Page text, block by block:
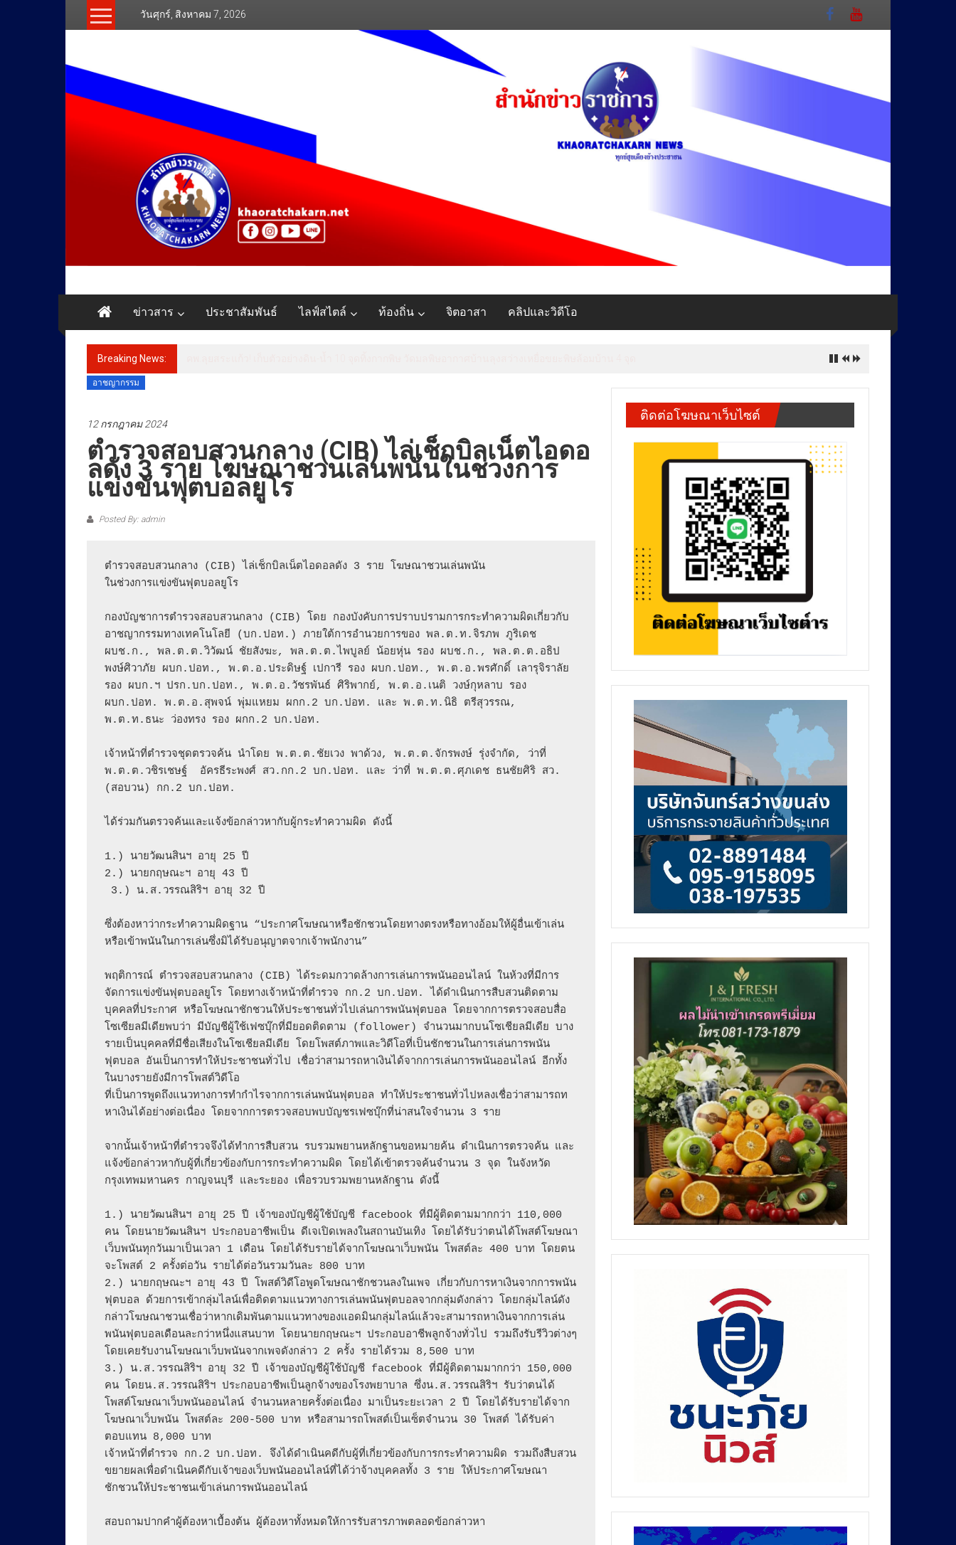
วันศุกร์, สิงหาคม 7, 2026
สำนัก
ข่าว
ราชการ
ทุกข์
สุข
ข้าง
ประชาชน
ข่าวสาร ประชาสัมพันธ์ ไลฟ์สไตล์ ท้องถิ่น จิตอาสา คลิปและวิดีโอ
Breaking News:
อาชญากรรม
12 กรกฎาคม 2024
ตำรวจสอบสวนกลาง (CIB) ไล่เช็กบิลเน็ตไอดอ
ลดัง 3 ราย โฆษณาชวนเล่นพนันในช่วงการ
แข่งขันฟุตบอลยูโร ​
Posted By: admin
ตำรวจสอบสวนกลาง (CIB) ไล่เช็กบิลเน็ตไอดอลดัง 3 ราย โฆษณาชวนเล่นพนัน
ในช่วงการแข่งขันฟุตบอลยูโร ​
กองบัญชาการตำรวจสอบสวนกลาง (CIB) โดย กองบังคับการปราบปรามการกระทำความผิดเกี่ยวกับ
อาชญากรรมทางเทคโนโลยี (บก.ปอท.) ภายใต้การอำนวยการของ พล.ต.ท.จิรภพ ภูริเดช
ผบช.ก., พล.ต.ต.วิวัฒน์ ชัยสังฆะ, พล.ต.ต.ไพบูลย์ น้อยหุ่น รอง ผบช.ก., พล.ต.ต.อธิป
พงษ์ศิวาภัย ผบก.ปอท., พ.ต.อ.ประดิษฐ์ เปการี รอง ผบก.ปอท., พ.ต.อ.พรศักดิ์ เลารุจิราลัย
รอง ผบก.ฯ ปรก.บก.ปอท., พ.ต.อ.วัชรพันธ์ ศิริพากย์, พ.ต.อ.เนติ วงษ์กุหลาบ รอง
ผบก.ปอท. พ.ต.อ.สุพจน์ พุ่มแหยม ผกก.2 บก.ปอท. และ พ.ต.ท.นิธิ ตรีสุวรรณ,
พ.ต.ท.ธนะ ว่องทรง รอง ผกก.2 บก.ปอท.
เจ้าหน้าที่ตำรวจชุดตรวจค้น นำโดย พ.ต.ต.ชัยเวง พาด้วง, พ.ต.ต.จักรพงษ์ รุ่งจำกัด, ว่าที่
พ.ต.ต.วชิรเชษฐ์  อัครธีระพงศ์ สว.กก.2 บก.ปอท. และ ว่าที่ พ.ต.ต.ศุภเดช ธนชัยศิริ สว.
(สอบวน) กก.2 บก.ปอท.
ได้ร่วมกันตรวจค้นและแจ้งข้อกล่าวหากับผู้กระทำความผิด ดังนี้
1.) นายวัฒนสินฯ อายุ 25 ปี
​2.) นายกฤษณะฯ อายุ 43 ปี
ซึ่งต้องหาว่ากระทำความผิดฐาน “ประกาศโฆษณาหรือชักชวนโดยทางตรงหรือทางอ้อมให้ผู้อื่นเข้าเล่น
หรือเข้าพนันในการเล่นซึ่งมิได้รับอนุญาตจากเจ้าพนักงาน”
พฤติการณ์ ตำรวจสอบสวนกลาง (CIB) ได้ระดมกวาดล้างการเล่นการพนันออนไลน์ ในห้วงที่มีการ
จัดการแข่งขันฟุตบอลยูโร โดยทางเจ้าหน้าที่ตำรวจ กก.2 บก.ปอท. ได้ดำเนินการสืบสวนติดตาม
บุคคลที่ประกาศ หรือโฆษณาชักชวนให้ประชาชนทั่วไปเล่นการพนันฟุตบอล โดยจากการตรวจสอบสื่อ
โซเซียลมีเดียพบว่า มีบัญชีผู้ใช้เฟซบุ๊กที่มียอดติดตาม (follower) จำนวนมากบนโซเชียลมีเดีย บาง
รายเป็นบุคคลที่มีชื่อเสียงในโซเชียลมีเดีย โดยโพสต์ภาพและวิดีโอที่เป็นชักชวนในการเล่นการพนัน
ฟุตบอล อันเป็นการทำให้ประชาชนทั่วไป เชื่อว่าสามารถหาเงินได้จากการเล่นการพนันออนไลน์ อีกทั้ง
ในบางรายยังมีการโพสต์วิดีโอ
ที่เป็นการพูดถึงแนวทางการทำกำไรจากการเล่นพนันฟุตบอล ทำให้ประชาชนทั่วไปหลงเชื่อว่าสามารถท
หาเงินได้อย่างต่อเนื่อง โดยจากการตรวจสอบพบบัญชรเฟซบุ๊กที่น่าสนใจจำนวน 3 ราย
จากนั้นเจ้าหน้าที่ตำรวจจึงได้ทำการสืบสวน รบรวมพยานหลักฐานขอหมายค้น ดำเนินการตรวจค้น และ
แจ้งข้อกล่าวหากับผู้ที่เกี่ยวข้องกับการกระทำความผิด โดยได้เข้าตรวจค้นจำนวน 3 จุด ในจังหวัด
กรุงเทพมหานคร กาญจนบุรี และระยอง เพื่อรวบรวมพยานหลักฐาน ดังนี้
1.) นายวัฒนสินฯ อายุ 25 ปี เจ้าของบัญชีผู้ใช้บัญชี facebook ที่มีผู้ติดตามมากกว่า 110,000
คน โดยนายวัฒนสินฯ ประกอบอาชีพเป็น ดีเจเปิดเพลงในสถานบันเทิง โดยได้รับว่าตนได้โพสต์โฆษณา
เว็บพนันทุกวันมาเป็นเวลา 1 เดือน โดยได้รับรายได้จากโฆษณาเว็บพนัน โพสต์ละ 400 บาท โดยตน
จะโพสต์ 2 ครั้งต่อวัน รายได้ต่อวันรวมวันละ 800 บาท
​2.) นายกฤษณะฯ อายุ 43 ปี โพสต์วิดีโอพูดโฆษณาชักชวนลงในเพจ เกี่ยวกับการหาเงินจากการพนัน
ฟุตบอล ด้วยการเข้ากลุ่มไลน์เพื่อติดตามแนวทางการเล่นพนันฟุตบอลจากกลุ่มดังกล่าว โดยกลุ่มไลน์ดัง
กล่าวโฆษณาชวนเชื่อว่าหากเดิมพันตามแนวทางของแอดมินกลุ่มไลน์แล้วจะสามารถหาเงินจากการเล่น
พนันฟุตบอลเดือนละกว่าหนึ่งแสนบาท โดยนายกฤษณะฯ ประกอบอาชีพลูกจ้างทั่วไป รวมถึงรับรีวิวต่างๆ
โดยเคยรับงานโฆษณาเว็บพนันจากเพจดังกล่าว 2 ครั้ง รายได้รวม 8,500 บาท
​3.) น.ส.วรรณสิริฯ อายุ 32 ปี เจ้าของบัญชีผู้ใช้บัญชี facebook ที่มีผู้ติดตามมากกว่า 150,000
คน โดยน.ส.วรรณสิริฯ ประกอบอาชีพเป็นลูกจ้างของโรงพยาบาล ซึ่งน.ส.วรรณสิริฯ รับว่าตนได้
โพสต์โฆษณาเว็บพนันออนไลน์ จำนวนหลายครั้งต่อเนื่อง มาเป็นระยะเวลา 2 ปี โดยได้รับรายได้จาก
โฆษณาเว็บพนัน โพสต์ละ 200-500 บาท หรือสามารถโพสต์เป็นเซ็ตจำนวน 30 โพสต์ ได้รับค่า
ตอบแทน 8,000 บาท
​เจ้าหน้าที่ตำรวจ กก.2 บก.ปอท. จึงได้ดำเนินคดีกับผู้ที่เกี่ยวข้องกับการกระทำความผิด รวมถึงสืบสวน
ขยายผลเพื่อดำเนินคดีกับเจ้าของเว็บพนันออนไลน์ที่ได้ว่าจ้างบุคคลทั้ง 3 ราย ให้ประกาศโฆษณา
ชักชวนให้ประชาชนเข้าเล่นการพนันออนไลน์
สอบถามปากคำผู้ต้องหาเบื้องต้น ผู้ต้องหาทั้งหมดให้การรับสารภาพตลอดข้อกล่าวหา
ติดต่อโฆษณาเว็บไซต์